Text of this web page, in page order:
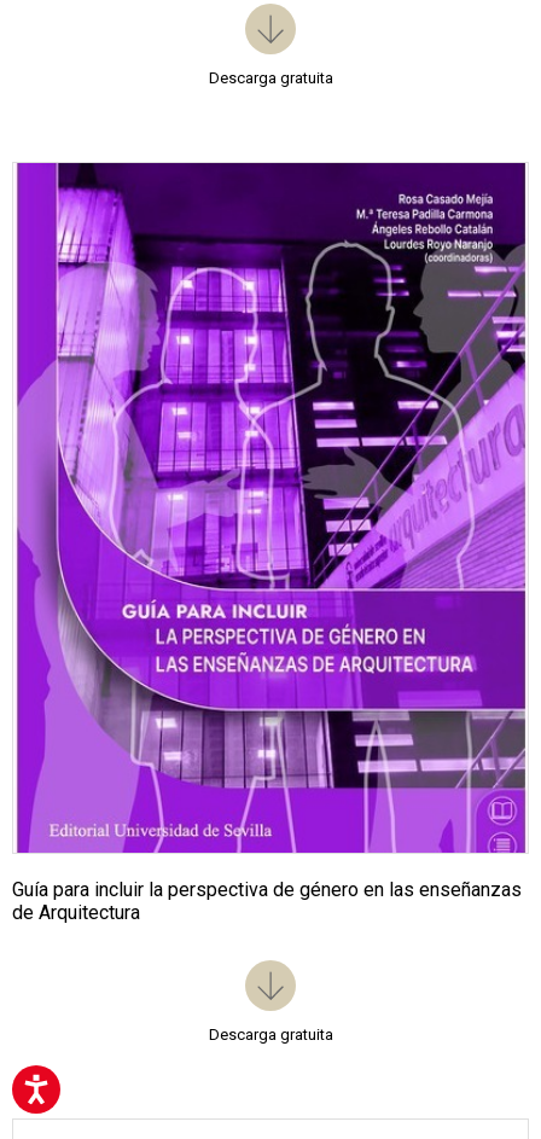
Descarga gratuita
Guía para incluir la perspectiva de género en las enseñanzas
de Arquitectura
Descarga gratuita